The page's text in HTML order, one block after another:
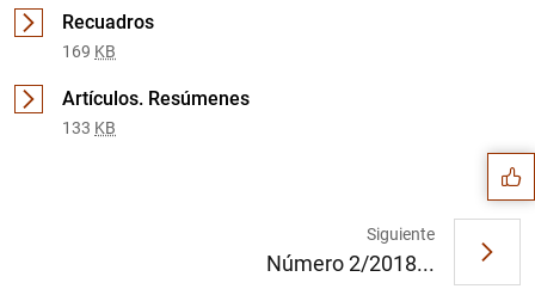
Recuadros
169 KB
Artículos. Resúmenes
133 KB
Siguiente
Número 2/2018...
Sugerencias